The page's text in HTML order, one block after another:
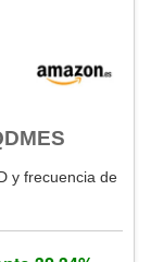
y frecuencia de